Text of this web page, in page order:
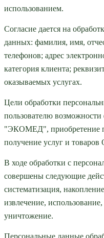
использованием.
Согласие дается на
данных: фамилия, имя,
телефонов; адрес
категория клиента;
оказываемых услугах.
Цели обработки
пользователю
"ЭКОМЕД",
получение услуг и
В ходе обработки с
совершены следующие
систематизация,
извлечение,
уничтожение.
Персональные данные